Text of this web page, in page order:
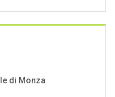
di Monza